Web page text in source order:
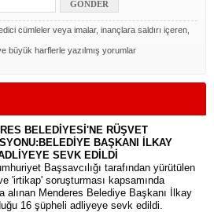
cümleler veya imalar, inançlara saldırı içeren,
büyük harflerle yazılmış yorumlar
BELEDİYESİ'NE RÜŞVET
BAŞKANI İLKAY
SEVK EDİLDİ
Başsavcılığı tarafından yürütülen
'irtikap' soruşturması kapsamında
alınan Menderes Belediye Başkanı İlkay
16 şüpheli adliyeye sevk edildi.